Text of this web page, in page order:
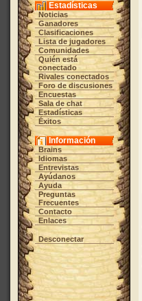
Estadísticas
Noticias
Ganadores
Clasificaciones
Lista de jugadores
Comunidades
Quién está
conectado
Rivales conectados
Foro de discusiones
Encuestas
Sala de chat
Estadísticas
Éxitos
Información
Brains
Idiomas
Entrevistas
Ayúdanos
Ayuda
Preguntas
Frecuentes
Contacto
Enlaces
Desconectar